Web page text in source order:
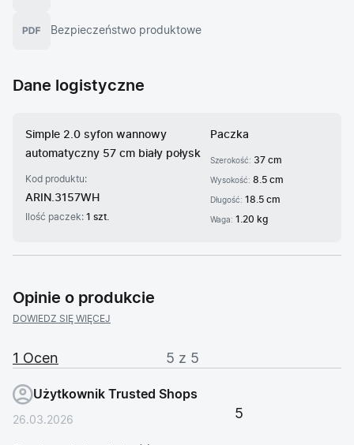
Bezpieczeństwo produktowe
Dane logistyczne
Simple 2.0 syfon wannowy
automatyczny 57 cm biały połysk
Kod produktu:
ARIN.3157WH
Ilość paczek: 1 szt.
Paczka
Szerokość: 37 cm
Wysokość:8.5 cm
Długość:18.5 cm
Waga:1.20 kg
Opinie o produkcie
DOWIEDZ SIĘ WIĘCEJ
1 Ocen 5 z 5
Użytkownik Trusted Shops
5
26.03.2026